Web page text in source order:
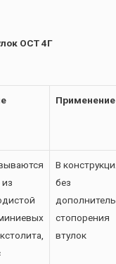
ОСТ 4Г
Применение
В
без
стопорения
втулок